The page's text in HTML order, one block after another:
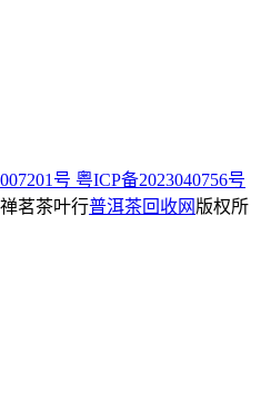
号 粤ICP备2023040756号
茗茶叶行普洱茶回收网 版权所